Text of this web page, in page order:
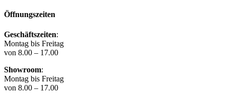
Öffnungszeiten
Geschäftszeiten:
Montag bis Freitag
von 8.00 – 17.00
Showroom:
Montag bis Freitag
von 8.00 – 17.00